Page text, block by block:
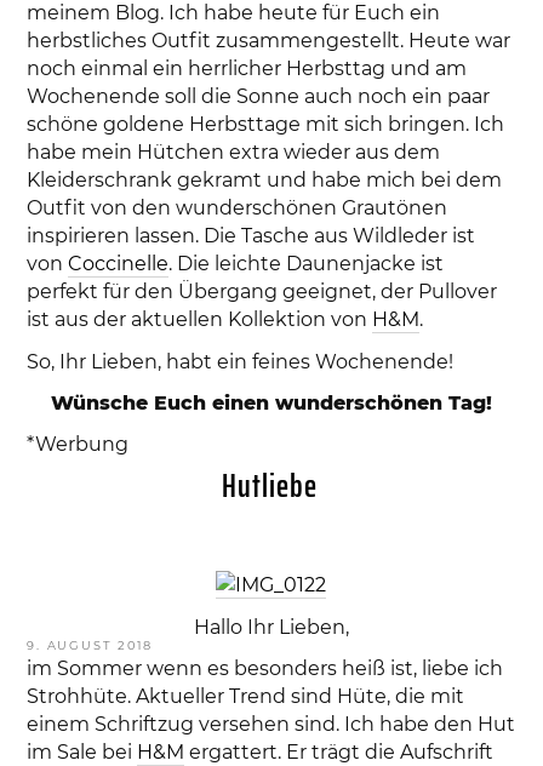
meinem Blog. Ich habe heute für Euch ein
herbstliches Outfit zusammengestellt. Heute war
noch einmal ein herrlicher Herbsttag und am
Wochenende soll die Sonne auch noch ein paar
schöne goldene Herbsttage mit sich bringen. Ich
habe mein Hütchen extra wieder aus dem
Kleiderschrank gekramt und habe mich bei dem
Outfit von den wunderschönen Grautönen
inspirieren lassen. Die Tasche aus Wildleder ist
vonCoccinelle. Die leichte Daunenjacke ist
perfekt für den Übergang geeignet, der Pullover
ist aus der aktuellen Kollektion von H&M.
So, Ihr Lieben, habt ein feines Wochenende!
Wünsche Euch einen wunderschönen Tag!
*Werbung
VERÖFFENTLICHT
AM
9. AUGUST 2018
Hutliebe
Hallo Ihr Lieben,
im Sommer wenn es besonders heiß ist, liebe ich
Strohhüte. Aktueller Trend sind Hüte, die mit
einem Schriftzug versehen sind. Ich habe den Hut
im Sale bei H&M ergattert. Er trägt die Aufschrift